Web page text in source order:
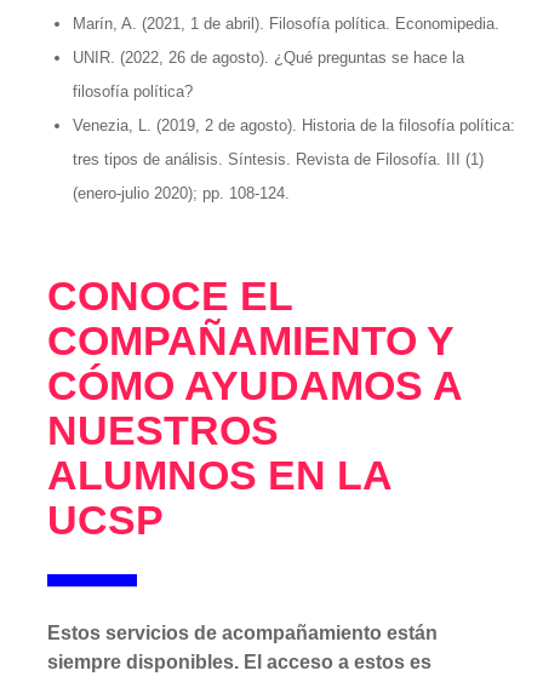
Marín, A. (2021, 1 de abril). Filosofía política. Economipedia.
UNIR. (2022, 26 de agosto). ¿Qué preguntas se hace la
filosofía política?
Venezia, L. (2019, 2 de agosto). Historia de la filosofía política:
tres tipos de análisis. Síntesis. Revista de Filosofía. III (1)
(enero-julio 2020); pp. 108-124.
CONOCE EL
COMPAÑAMIENTO Y
CÓMO AYUDAMOS A
NUESTROS
ALUMNOS EN LA
UCSP
Estos servicios de acompañamiento están
siempre disponibles. El acceso a estos es